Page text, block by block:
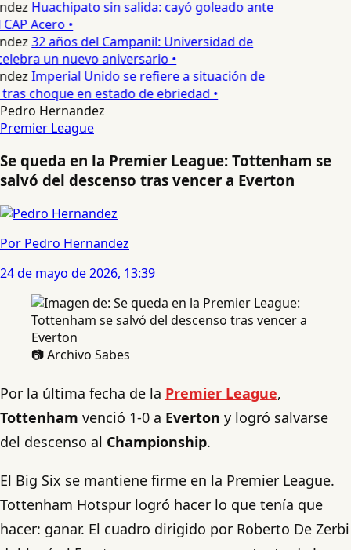
Huachipato sin salida: cayó goleado ante
Acero •
32 años del Campanil: Universidad de
un nuevo aniversario •
Imperial Unido se refiere a situación de
choque en estado de ebriedad •
Pedro Hernandez
Premier League
Se queda en la Premier League: Tottenham se
salvó del descenso tras vencer a Everton
Por Pedro Hernandez
24 de mayo de 2026, 13:39
📷 Archivo Sabes
Por la última fecha de la Premier League,
Tottenham venció 1-0 a Everton y logró salvarse
del descenso al Championship.
El Big Six se mantiene firme en la Premier League.
Tottenham Hotspur logró hacer lo que tenía que
hacer: ganar. El cuadro dirigido por Roberto De Zerbi